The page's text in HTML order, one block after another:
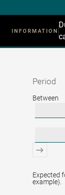
INFORMATION
Recherche
Period
Period
Between
Expected
example).